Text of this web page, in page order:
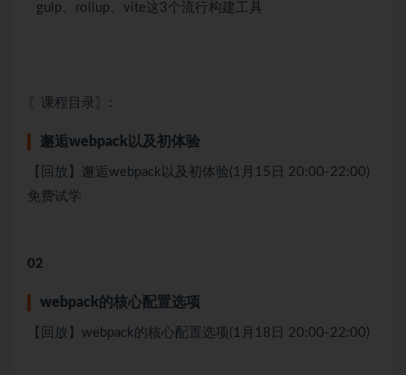
gulp、rollup、vite这3个流行构建工具
〖课程目录〗:
邂逅webpack以及初体验
【回放】邂逅webpack以及初体验(1月15日 20:00-22:00)
免费试学
02
webpack的核⼼配置选项
【回放】webpack的核⼼配置选项(1月18日 20:00-22:00)